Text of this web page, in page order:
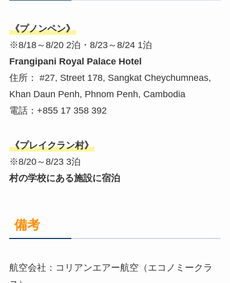
《プノンペン》
※8/18～8/20 2泊・8/23～8/24 1泊
Frangipani Royal Palace Hotel
住所： #27, Street 178, Sangkat Cheychumneas,
Khan Daun Penh, Phnom Penh, Cambodia
電話：+855 17 358 392
《プレイクラン村》
※8/20～8/23 3泊
村の学校にある施設に宿泊
備考
航空会社：コリアンエアー航空（エコノミークラ